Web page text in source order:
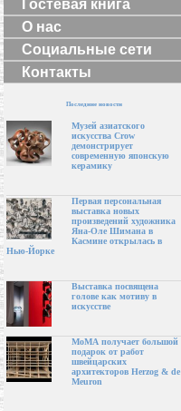
Гостевая книга
О нас
Социальные сети
Контакты
Последние новости
Музей азиатского
искусства Crow
демонстрирует
современную японскую
керамику
Первая персональная
выставка новых
произведений художника
Яна-Оле Шимана в
Касмине открылась в
Нью-Йорке
Выставка посвящена
голове как мотиву в
искусстве
МоМА получает большой
подарок от работ
швейцарских
архитекторов Herzog & de
Meuron